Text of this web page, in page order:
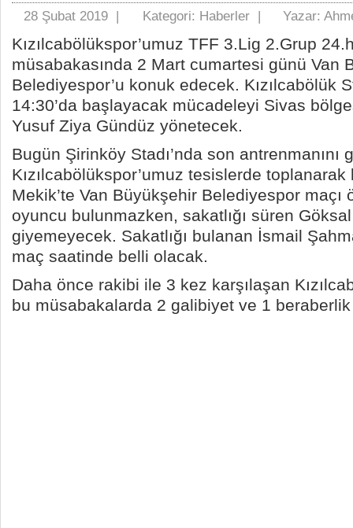
28 Şubat 2019 | Kategori: Haberler | Yazar:
Kızılcabölükspor’umuz TFF 3.Lig 2.Grup
müsabakasında 2 Mart cumartesi günü Van
Belediyespor’u konuk edecek. Kızılcabölük
14:30’da başlayacak mücadeleyi Sivas
Yusuf Ziya Gündüz yönetecek.
Bugün Şirinköy Stadı’nda son antrenmanını
Kızılcabölükspor’umuz tesislerde
Mekik’te Van Büyükşehir Belediyespor maçı
oyuncu bulunmazken, sakatlığı süren
giyemeyecek. Sakatlığı bulanan İsmail
maç saatinde belli olacak.
Daha önce rakibi ile 3 kez karşılaşan
bu müsabakalarda 2 galibiyet ve 1